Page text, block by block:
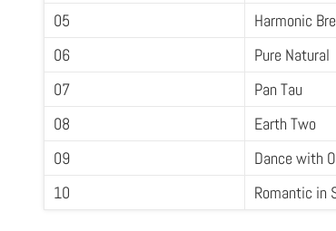
05
Harmonic
06
Pure Natural
07
Pan Tau
08
Earth Two
09
Dance with
10
Romantic in